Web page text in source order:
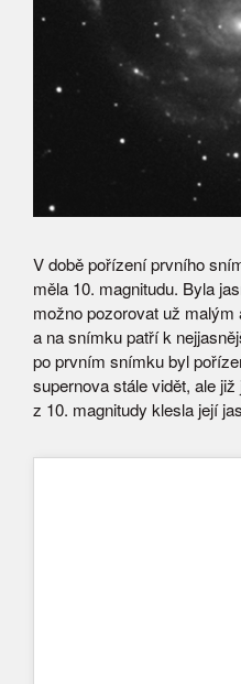
V době pořízení prvního
měla 10. magnitudu. Byla
možno pozorovat už
a na snímku patří k
po prvním snímku byl
supernova stále vidět, ale
z 10. magnitudy klesla její